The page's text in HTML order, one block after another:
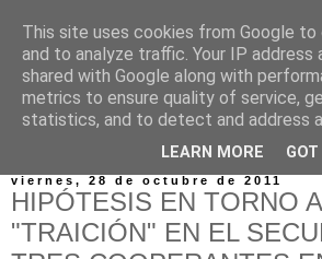
viernes, 28 de octubre de 2011
HIPÓTESIS EN TORNO
"TRAICIÓN" EN EL
This site uses cookies from Google
and to analyze traffic. Your IP address
shared with Google along with
metrics to ensure quality of service,
statistics, and to detect and address
LEARN MORE